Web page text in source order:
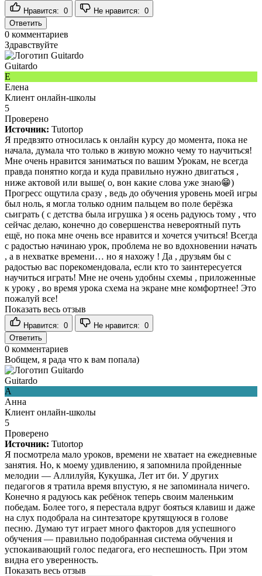
Нравится: 0 Не нравится: 0
Ответить
0 комментариев
Здравствуйте
Guitardo
Е
Елена
Клиент онлайн-школы
5
Проверено
Источник: Tutortop
Я предвзято относилась к онлайн курсу до момента, пока не
начала, думала что только в живую можно чему то научиться!
Мне очень нравится заниматься по вашим Урокам, не всегда
правда понятно когда и куда правильно нужно двигаться ,
ниже актовой или выше( о, вон какие слова уже знаю😁)
Прогресс ощутила сразу , ведь до обучения уровень моей игры
был ноль, я могла только одним пальцем во поле берёзка
сьиграть ( с детства была игрушка ) я осень радуюсь тому , что
сейчас делаю, конечно до совершенства невероятный путь
ещё, но пока мне очень все нравится и хочется учиться! Всегда
с радостью начинаю урок, проблема не во вдохновении начать
, а в нехватке времени… но я нахожу ! Да , друзьям бы с
радостью вас порекомендовала, если кто то заинтересуется
научиться играть! Мне не очень удобны схемы , приложенные
к уроку , во время урока схема на экране мне комфортнее! Это
пожалуй все!
Показать весь отзыв
Нравится: 0 Не нравится: 0
Ответить
0 комментариев
Вобщем, я рада что к вам попала)
Guitardo
А
Анна
Клиент онлайн-школы
5
Проверено
Источник: Tutortop
Я посмотрела мало уроков, времени не хватает на ежедневные
занятия. Но, к моему удивлению, я запомнила пройденные
мелодии — Аллилуйя, Кукушка, Лет ит би. У других
педагогов я тратила время впустую, я не запоминала ничего.
Конечно я радуюсь как ребёнок теперь своим маленьким
победам. Более того, я перестала вдруг бояться клавиш и даже
на слух подобрала на синтезаторе крутящуюся в голове
песню. Думаю тут играет много факторов для успешного
обучения — правильно подобранная система обучения и
успокаивающий голос педагога, его неспешность. При этом
видна его уверенность.
Показать весь отзыв